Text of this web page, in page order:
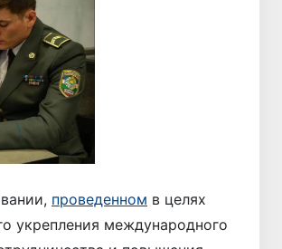
проведенном в целях
укрепления международного